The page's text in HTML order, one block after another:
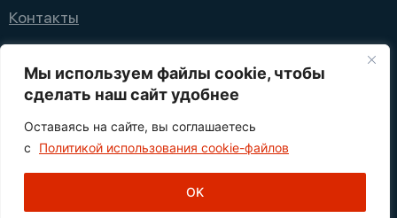
Мы используем файлы cookie, чтобы
сделать наш сайт удобнее
Оставаясь на сайте, вы соглашаетесь
с
Политикой использования cookie-файлов
OK
Контакты
+7 (495) 008 08 12
info@nppfliks.ru
Политика конфиденциальности
© 2021—2025 НПП ФЛИКС